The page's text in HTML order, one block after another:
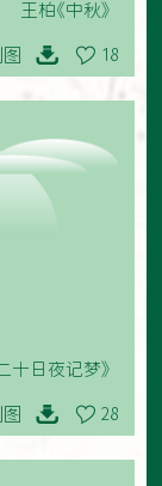
王柏《中秋》
18
十日夜记梦》
28